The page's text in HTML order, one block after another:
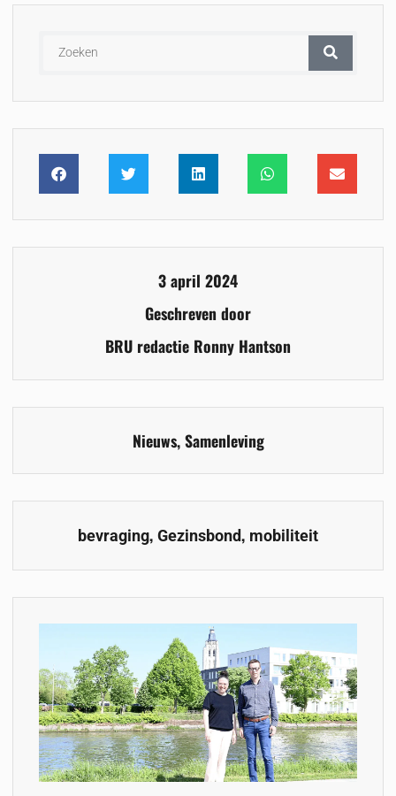
3 april 2024
Geschreven door
BRU redactie Ronny Hantson
Nieuws,Samenleving
bevraging, Gezinsbond, mobiliteit